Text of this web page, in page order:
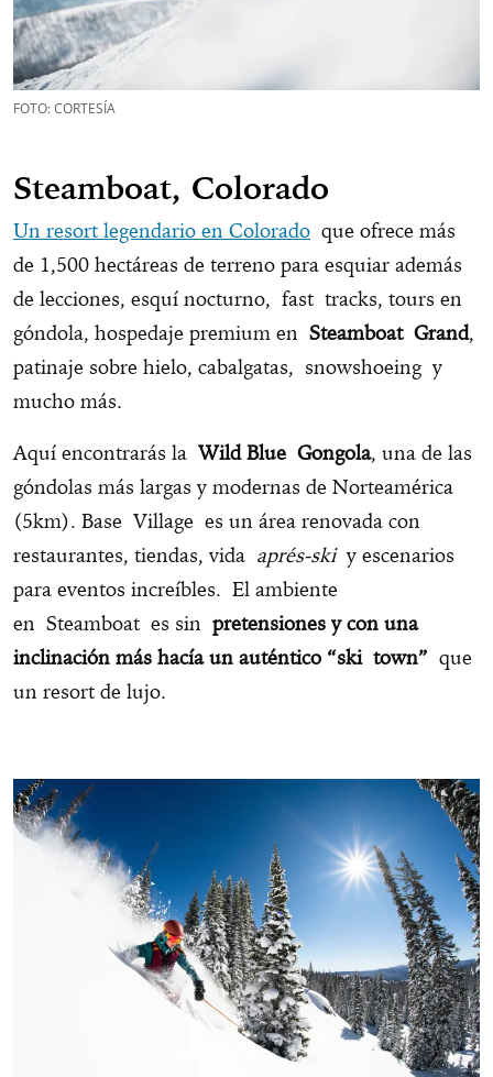
FOTO: CORTESÍA
Steamboat, Colorado
Un resort legendario en Colorado que ofrece más
de 1,500 hectáreas de terreno para esquiar además
de lecciones, esquí nocturno, fast tracks, tours en
góndola, hospedaje premium en Steamboat Grand,
patinaje sobre hielo, cabalgatas, snowshoeing y
mucho más.
Aquí encontrarás la Wild Blue Gongola, una de las
góndolas más largas y modernas de Norteamérica
(5km). Base Village es un área renovada con
restaurantes, tiendas, vida aprés-skiy escenarios
para eventos increíbles. El ambiente
en Steamboat es sin pretensiones y con una
inclinación más hacía un auténtico “ski town” que
un resort de lujo.